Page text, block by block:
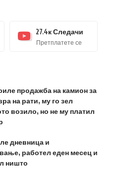
27.4кСледачи
Претплатете се
продажба на камион за
на рати, му го зел
возило, но не му платил
дневница и
работел еден месец и
ништо